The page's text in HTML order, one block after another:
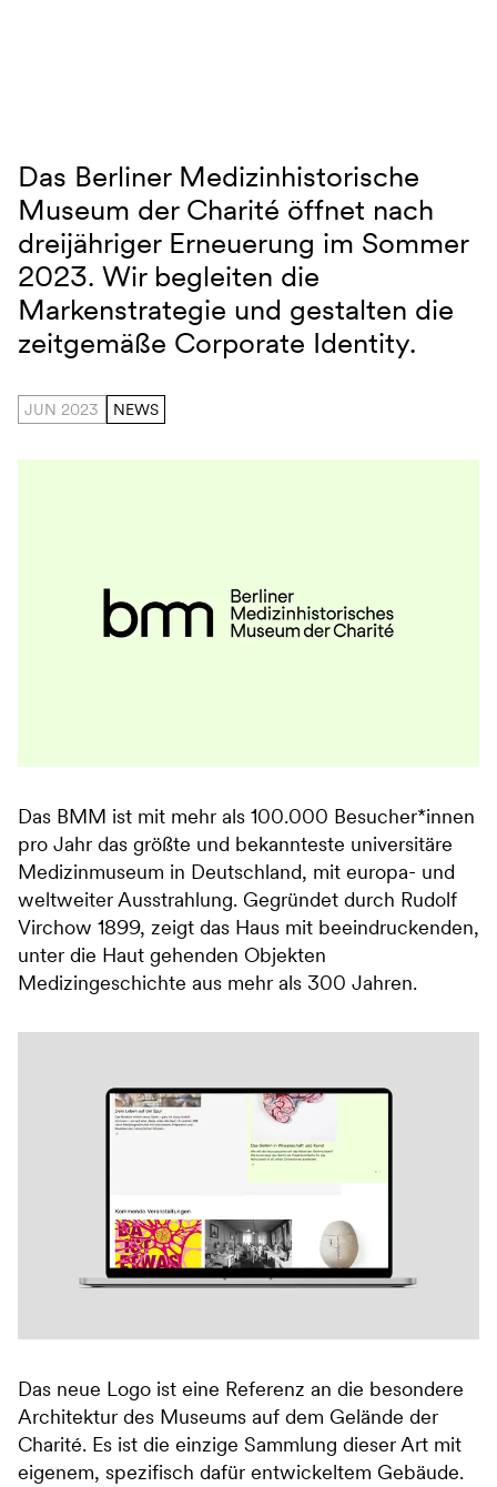
bmm
Das Berliner Medizinhistorische
Museum der Charité öffnet nach
dreijähriger Erneuerung im Sommer
2023. Wir begleiten die
Markenstrategie und gestalten die
zeitgemäße Corporate Identity.
JUN 2023 NEWS
Das BMM ist mit mehr als 100.000 Besucher*innen
pro Jahr das größte und bekannteste universitäre
Medizinmuseum in Deutschland, mit europa- und
weltweiter Ausstrahlung. Gegründet durch Rudolf
Virchow 1899, zeigt das Haus mit beeindruckenden,
unter die Haut gehenden Objekten
Medizingeschichte aus mehr als 300 Jahren.
Das neue Logo ist eine Referenz an die besondere
Architektur des Museums auf dem Gelände der
Charité. Es ist die einzige Sammlung dieser Art mit
eigenem, spezifisch dafür entwickeltem Gebäude.